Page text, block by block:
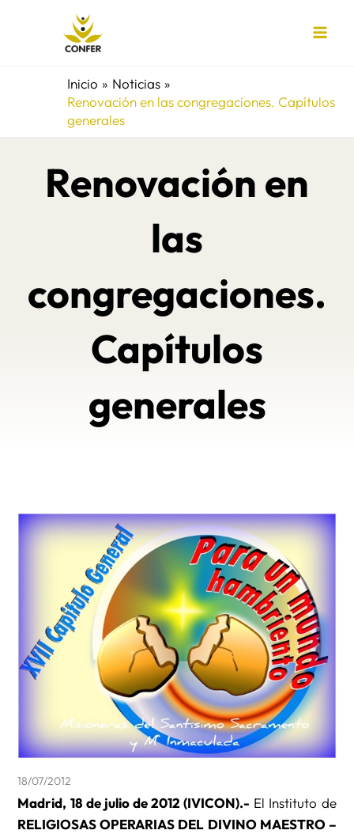
Inicio
Noticias
Renovación en las congregaciones. Capítulos
generales
Renovación en
las
congregaciones.
Capítulos
generales
18/07/2012
Madrid, 18 de julio de 2012 (IVICON).- El Instituto de
RELIGIOSAS OPERARIAS DEL DIVINO MAESTRO –